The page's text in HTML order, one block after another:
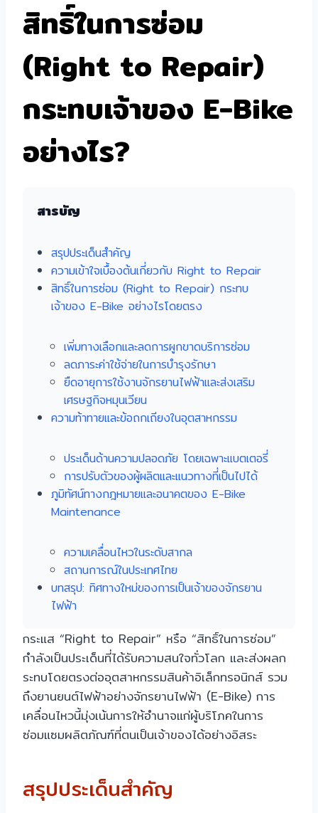
สิทธิ์ในการซ่อม
(Right to Repair)
กระทบเจ้าของ E-Bike
อย่างไร?
สารบัญ
สรุปประเด็นสำคัญ
ความเข้าใจเบื้องต้นเกี่ยวกับ Right to Repair
สิทธิ์ในการซ่อม (Right to Repair) กระทบ
เจ้าของ E-Bike อย่างไรโดยตรง
เพิ่มทางเลือกและลดการผูกขาดบริการซ่อม
ลดภาระค่าใช้จ่ายในการบำรุงรักษา
ยืดอายุการใช้งานจักรยานไฟฟ้าและส่งเสริม
เศรษฐกิจหมุนเวียน
ความท้าทายและข้อถกเถียงในอุตสาหกรรม
ประเด็นด้านความปลอดภัย โดยเฉพาะแบตเตอรี่
การปรับตัวของผู้ผลิตและแนวทางที่เป็นไปได้
ภูมิทัศน์ทางกฎหมายและอนาคตของ E-Bike
Maintenance
ความเคลื่อนไหวในระดับสากล
สถานการณ์ในประเทศไทย
บทสรุป: ทิศทางใหม่ของการเป็นเจ้าของจักรยาน
ไฟฟ้า
กระแส “Right to Repair” หรือ “สิทธิ์ในการซ่อม”
กำลังเป็นประเด็นที่ได้รับความสนใจทั่วโลก และส่งผลก
ระทบโดยตรงต่ออุตสาหกรรมสินค้าอิเล็กทรอนิกส์ รวม
ถึงยานยนต์ไฟฟ้าอย่างจักรยานไฟฟ้า (E-Bike) การ
เคลื่อนไหวนี้มุ่งเน้นการให้อำนาจแก่ผู้บริโภคในการ
ซ่อมแซมผลิตภัณฑ์ที่ตนเป็นเจ้าของได้อย่างอิสระ
สรุปประเด็นสำคัญ